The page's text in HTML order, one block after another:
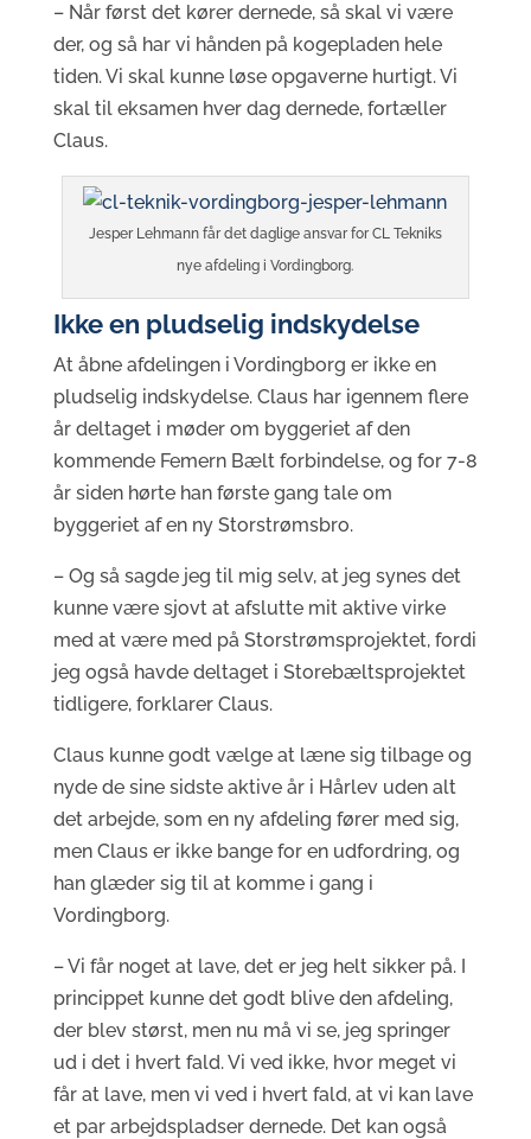
– Når først det kører dernede, så skal vi være
der, og så har vi hånden på kogepladen hele
tiden. Vi skal kunne løse opgaverne hurtigt. Vi
skal til eksamen hver dag dernede, fortæller
Claus.
Jesper Lehmann får det daglige ansvar for CL Tekniks
nye afdeling i Vordingborg.
Ikke en pludselig indskydelse
At åbne afdelingen i Vordingborg er ikke en
pludselig indskydelse. Claus har igennem flere
år deltaget i møder om byggeriet af den
kommende Femern Bælt forbindelse, og for 7-8
år siden hørte han første gang tale om
byggeriet af en ny Storstrømsbro.
– Og så sagde jeg til mig selv, at jeg synes det
kunne være sjovt at afslutte mit aktive virke
med at være med på Storstrømsprojektet, fordi
jeg også havde deltaget i Storebæltsprojektet
tidligere, forklarer Claus.
Claus kunne godt vælge at læne sig tilbage og
nyde de sine sidste aktive år i Hårlev uden alt
det arbejde, som en ny afdeling fører med sig,
men Claus er ikke bange for en udfordring, og
han glæder sig til at komme i gang i
Vordingborg.
– Vi får noget at lave, det er jeg helt sikker på. I
princippet kunne det godt blive den afdeling,
der blev størst, men nu må vi se, jeg springer
ud i det i hvert fald. Vi ved ikke, hvor meget vi
får at lave, men vi ved i hvert fald, at vi kan lave
et par arbejdspladser dernede. Det kan også